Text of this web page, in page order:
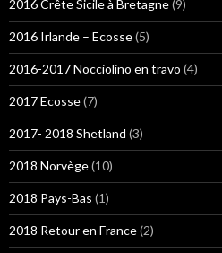
2016 Crête Sicile à Bretagne(9)
2016 Irlande – Ecosse(5)
2016-2017 Nocciolino en travo (4)
2017 Ecosse(7)
2017- 2018 Shetland (3)
2018 Norvège(10)
2018 Pays-Bas (1)
2018 Retour en France(2)